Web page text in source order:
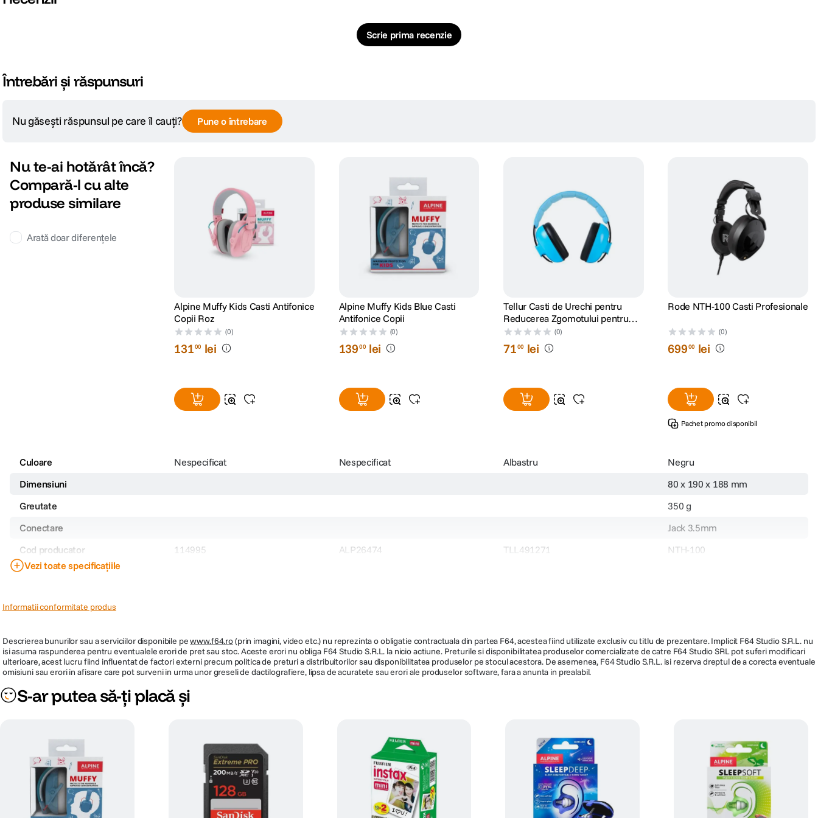
Scrie prima recenzie
Întrebări și răspunsuri
Nu găsești răspunsul pe care îl cauți? Pune o întrebare
Nu te-ai hotărât încă?
Compară-l cu alte
produse similare
Arată doar diferențele
Alpine Muffy Kids Casti Antifonice
Copii Roz
(0)
13100 lei
Alpine Muffy Kids Blue Casti
Antifonice Copii
(0)
13900 lei
Tellur Casti de Urechi pentru
Reducerea Zgomotului pentru
Copii
(0)
7100 lei
Rode NTH-100 Casti Profesionale
(0)
69900 lei
Pachet promo disponibil
Culoare Nespecificat Nespecificat Albastru
Negru
Dimensiuni
80 x 190 x 188 mm
Greutate
350 g
Conectare
Jack 3.5mm
Cod producator
114995 ALP26474 TLL491271
NTH-100
PRP
Vezi toate specificațiile
Informatii conformitate produs
Descrierea bunurilor sau a serviciilor disponibile pewww.f64.ro(prin imagini, video etc.) nu reprezinta o obligatie contractuala din partea F64, acestea fiind utilizate exclusiv cu titlu de prezentare. Implicit F64 Studio S.R.L. nu
isi asuma raspunderea pentru eventualele erori de pret sau stoc. Aceste erori nu obliga F64 Studio S.R.L. la nicio actiune. Preturile si disponibilitatea produselor comercializate de catre F64 Studio SRL pot suferi modificari
ulterioare, acest lucru fiind influentat de factori externi precum politica de preturi a distribuitorilor sau disponibilitatea produselor pe stocul acestora. De asemenea, F64 Studio S.R.L. isi rezerva dreptul de a corecta eventuale
omisiuni sau erori in afisare care pot surveni in urma unor greseli de dactilografiere, lipsa de acuratete sau erori ale produselor software, fara a anunta in prealabil.
S-ar putea să-ți placă și